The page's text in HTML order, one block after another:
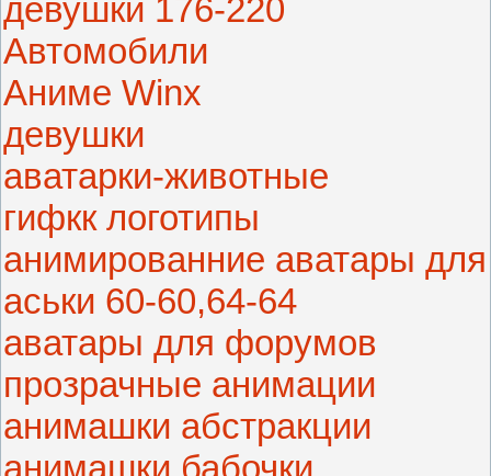
девушки 176-220
Автомобили
Аниме Winx
девушки
аватарки-животные
гифкк логотипы
анимированние аватары для
аськи 60-60,64-64
аватары для форумов
прозрачные анимации
анимашки абстракции
анимашки бабочки